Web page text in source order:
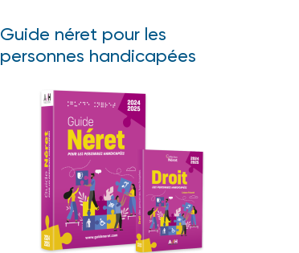
Guide néret pour les
personnes handicapées